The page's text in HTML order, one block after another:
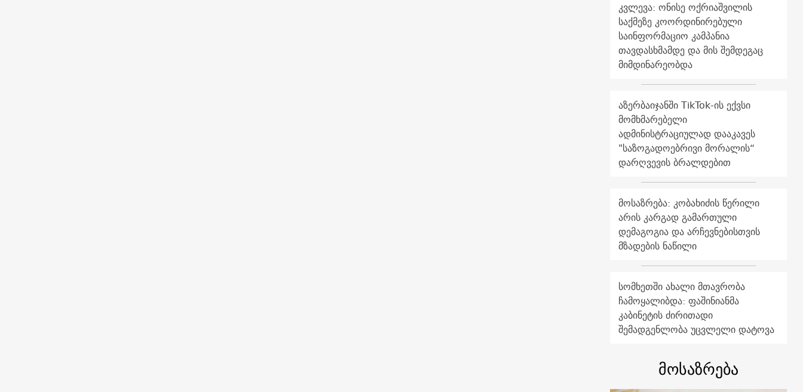
კვლევა: ონისე ოქრიაშვილის
საქმეზე კოორდინირებული
საინფორმაციო კამპანია
თავდასხმამდე და მის შემდეგაც
მიმდინარეობდა
აზერბაიჯანში TikTok-ის ექვსი
მომხმარებელი
ადმინისტრაციულად დააკავეს
"საზოგადოებრივი მორალის“
დარღვევის ბრალდებით
მოსაზრება: კობახიძის წერილი
არის კარგად გამართული
დემაგოგია და არჩევნებისთვის
მზადების ნაწილი
სომხეთში ახალი მთავრობა
ჩამოყალიბდა: ფაშინიანმა
კაბინეტის ძირითადი
შემადგენლობა უცვლელი დატოვა
მოსაზრება